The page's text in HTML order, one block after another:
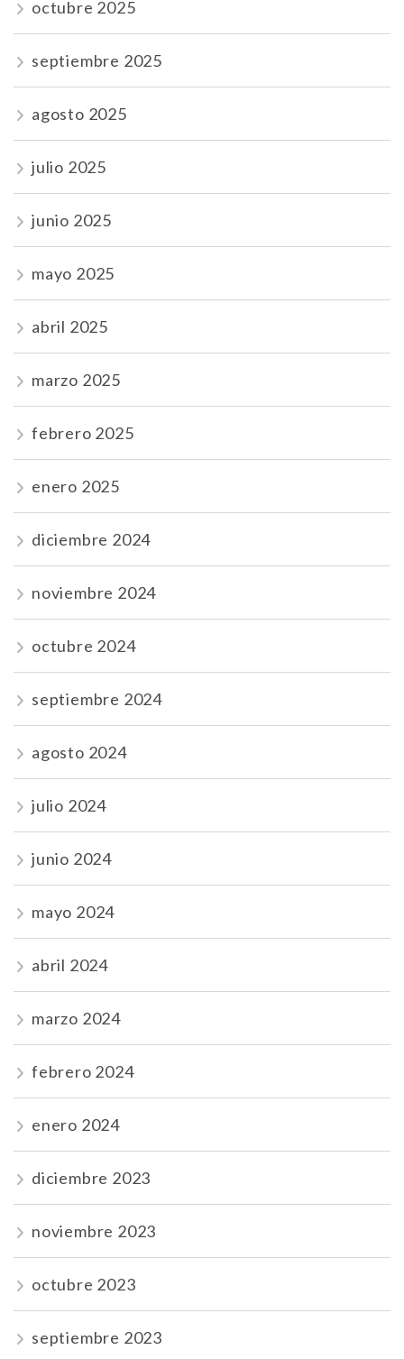
octubre 2025
septiembre 2025
agosto 2025
julio 2025
junio 2025
mayo 2025
abril 2025
marzo 2025
febrero 2025
enero 2025
diciembre 2024
noviembre 2024
octubre 2024
septiembre 2024
agosto 2024
julio 2024
junio 2024
mayo 2024
abril 2024
marzo 2024
febrero 2024
enero 2024
diciembre 2023
noviembre 2023
octubre 2023
septiembre 2023